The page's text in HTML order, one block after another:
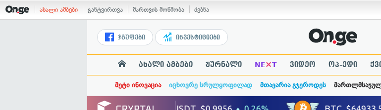
ახალი ამბები განტვირთვა მართვის მოწმობა ძებნა
ჯგუფები ინვესტიციები
ახალი ამბები ჟურნალი NE×T ვიდეო ოპ-ედი
მეტი ინოვაცია იცხოვრე სრულყოფილად მთავარია გჯეროდეს